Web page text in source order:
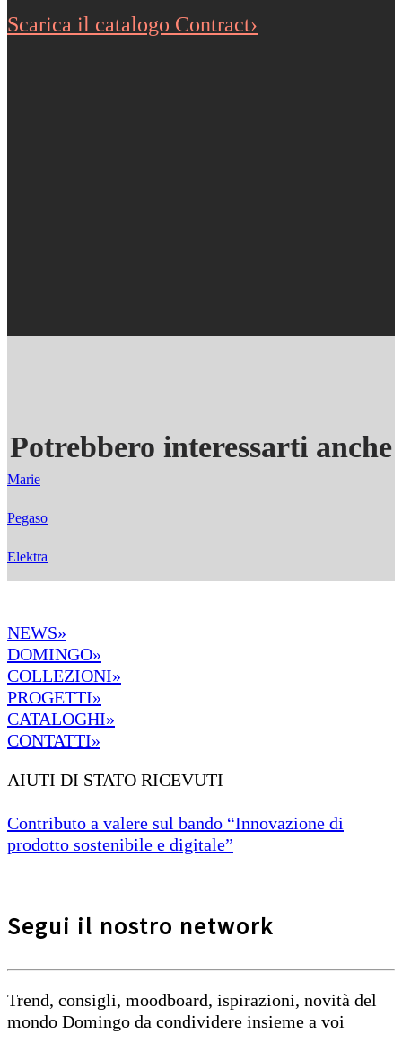
Scarica il catalogo Contract›
Potrebbero interessarti anche
Marie
Pegaso
Elektra
NEWS»
DOMINGO»
COLLEZIONI»
PROGETTI»
CATALOGHI»
CONTATTI»
AIUTI DI STATO RICEVUTI
Contributo a valere sul bando “Innovazione di
prodotto sostenibile e digitale”
Segui il nostro network
Trend, consigli, moodboard, ispirazioni, novità del
mondo Domingo da condividere insieme a voi